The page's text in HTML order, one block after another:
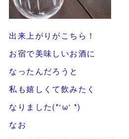
出来上がりがこちら！
お宿で美味しいお酒に
なったんだろうと
私も嬉しくて飲みたく
なりました(*‘ω‘ *)
なお